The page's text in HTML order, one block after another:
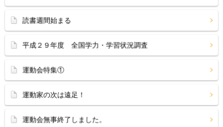
読書週間始まる
平成２９年度 全国学力・学習状況調査
運動会特集①
運動家の次は遠足！
運動会無事終了しました。